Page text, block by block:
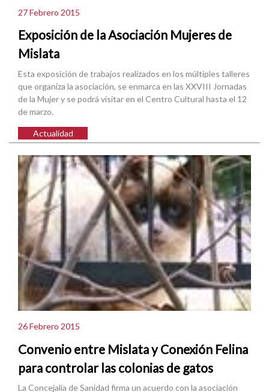
27 Febrero 2015
Exposición de la Asociación Mujeres de
Mislata
Esta exposición de trabajos realizados en los múltiples talleres
que organiza la asociación, se enmarca en las XXVIII Jornadas
de la Mujer y se podrá visitar en el Centro Cultural hasta el 12
de marzo.
Actualidad
26 Febrero 2015
Convenio entre Mislata y Conexión Felina
para controlar las colonias de gatos
La Concejalia de Sanidad firma un acuerdo con la asociación